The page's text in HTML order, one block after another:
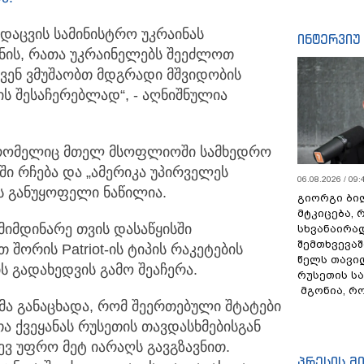
სამინისტრო უკრაინას
რათა უკრაინელებს შეეძლოთ
ვმუშაობთ მდგრადი მშვიდობის
- აღნიშნულია
მთელ მსოფლიოში სამხედრო
რჩება და „ამერიკა უპირველეს
განუყოფელი ნაწილია.
თვის დასაწყისში
შორის Patriot-ის ტიპის რაკეტების
გადახედვის გამო შეაჩერა.
განაცხადა, რომ შეერთებული შტატები
ქვეყანას რუსეთის თავდასხმებისგან
უფრო მეტ იარაღს გავგზავნით.
ინტერვიუ
06.08.2026 /
გიორგი
მტკიცება,
წელს
რუსეთის
მგონია,